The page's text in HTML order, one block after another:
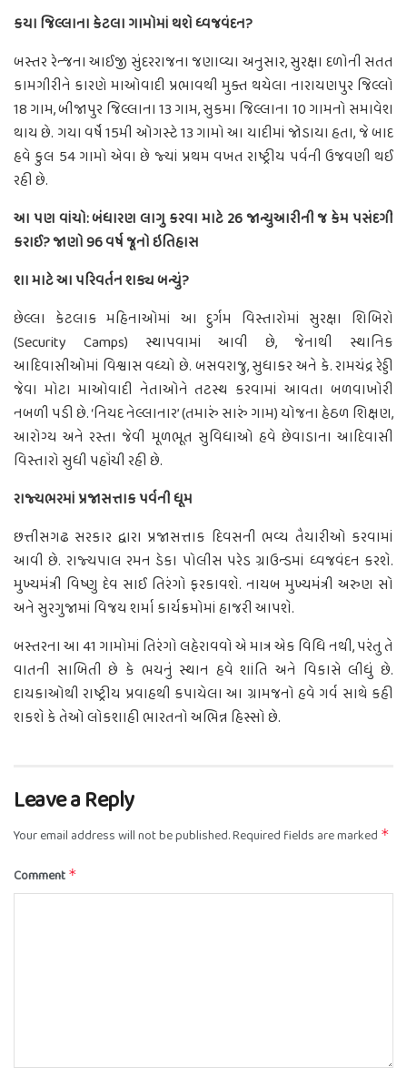
કયા જિલ્લાના કેટલા ગામોમાં થશે ધ્વજવંદન?
બસ્તર રેન્જના આઈજી સુંદરરાજના જણાવ્યા અનુસાર, સુરક્ષા દળોની સતત
કામગીરીને કારણે માઓવાદી પ્રભાવથી મુક્ત થયેલા નારાયણપુર જિલ્લો
18 ગામ, બીજાપુર જિલ્લાના 13 ગામ, સુકમા જિલ્લાના 10 ગામનો સમાવેશ
થાય છે. ગયા વર્ષે 15મી ઓગસ્ટે 13 ગામો આ યાદીમાં જોડાયા હતા, જે બાદ
હવે કુલ 54 ગામો એવા છે જ્યાં પ્રથમ વખત રાષ્ટ્રીય પર્વની ઉજવણી થઈ
રહી છે.
આ પણ વાંચો: બંધારણ લાગુ કરવા માટે 26 જાન્યુઆરીની જ કેમ પસંદગી
કરાઈ? જાણો 96 વર્ષ જૂનો ઇતિહાસ
શા માટે આ પરિવર્તન શક્ય બન્યું?
છેલ્લા કેટલાક મહિનાઓમાં આ દુર્ગમ વિસ્તારોમાં સુરક્ષા શિબિરો
(Security Camps) સ્થાપવામાં આવી છે, જેનાથી સ્થાનિક
આદિવાસીઓમાં વિશ્વાસ વધ્યો છે. બસવરાજુ, સુધાકર અને કે. રામચંદ્ર રેડ્ડી
જેવા મોટા માઓવાદી નેતાઓને તટસ્થ કરવામાં આવતા બળવાખોરી
નબળી પડી છે. ‘નિયદ નેલ્લાનાર’ (તમારું સારું ગામ) યોજના હેઠળ શિક્ષણ,
આરોગ્ય અને રસ્તા જેવી મૂળભૂત સુવિધાઓ હવે છેવાડાના આદિવાસી
વિસ્તારો સુધી પહોંચી રહી છે.
રાજ્યભરમાં પ્રજાસત્તાક પર્વની ધૂમ
છત્તીસગઢ સરકાર દ્વારા પ્રજાસત્તાક દિવસની ભવ્ય તૈયારીઓ કરવામાં
આવી છે. રાજ્યપાલ રમન ડેકા પોલીસ પરેડ ગ્રાઉન્ડમાં ધ્વજવંદન કરશે.
મુખ્યમંત્રી વિષ્ણુ દેવ સાઈ તિરંગો ફરકાવશે. નાયબ મુખ્યમંત્રી અરુણ સો
અને સુરગુજામાં વિજય શર્મા કાર્યક્રમોમાં હાજરી આપશે.
બસ્તરના આ 41 ગામોમાં તિરંગો લહેરાવવો એ માત્ર એક વિધિ નથી, પરંતુ તે
વાતની સાબિતી છે કે ભયનું સ્થાન હવે શાંતિ અને વિકાસે લીધું છે.
દાયકાઓથી રાષ્ટ્રીય પ્રવાહથી કપાયેલા આ ગ્રામજનો હવે ગર્વ સાથે કહી
શકશે કે તેઓ લોકશાહી ભારતનો અભિન્ન હિસ્સો છે.
Leave a Reply
Your email address will not be published.Required fields are marked *
Comment *